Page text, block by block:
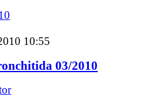
10:55
03/2010